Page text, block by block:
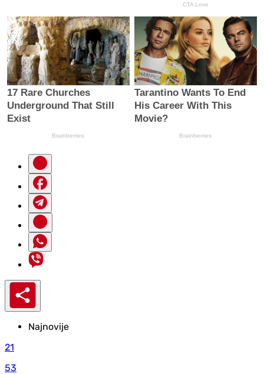
Najnovije
21
53